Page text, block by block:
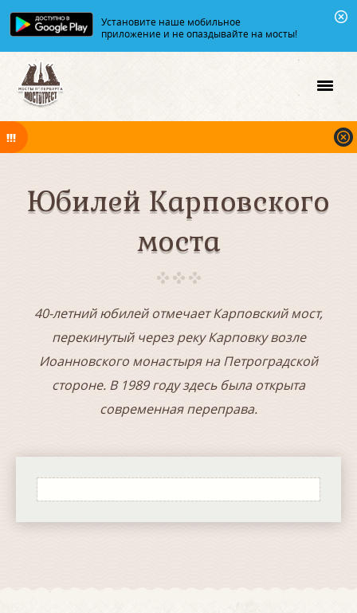
Установите наше мобильное
приложение и не опаздывайте на мосты!
В ночь на 08.08.2026 мосты по Неве и Большой Неве разводятся по
графику.
Юбилей Карповского
моста
40-летний юбилей отмечает Карповский мост,
перекинутый через реку Карповку возле
Иоанновского монастыря на Петроградской
стороне. В 1989 году здесь была открыта
современная переправа.